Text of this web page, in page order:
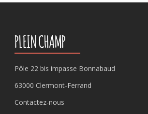
PLEIN CHAMP
Pôle 22 bis impasse Bonnabaud
63000 Clermont-Ferrand
Contactez-nous